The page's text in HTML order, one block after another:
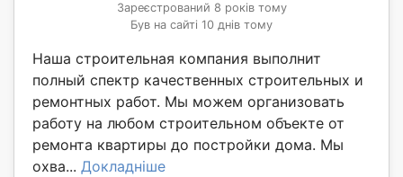
Зареєстрований 8 років тому
Був на сайті 10 днів тому
Наша строительная компания выполнит
полный спектр качественных строительных и
ремонтных работ. Мы можем организовать
работу на любом строительном объекте от
ремонта квартиры до постройки дома. Мы
охва... Докладніше